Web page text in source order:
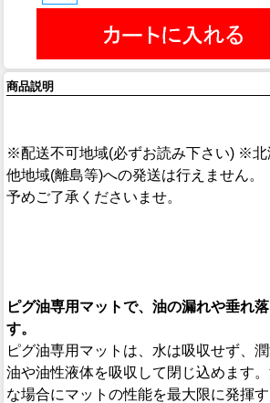
商品説明
※配送不可地域(必ずお読み下さい) ※北
他地域(離島等)への発送は行えません。
予めご了承くださいませ。
ピグ油専用マットで、油の漏れや垂れ
す。
ピグ油専用マットは、水は吸収せず、
油や油性液体を吸収して閉じ込めます
な場合にマットの性能を最大限に発揮